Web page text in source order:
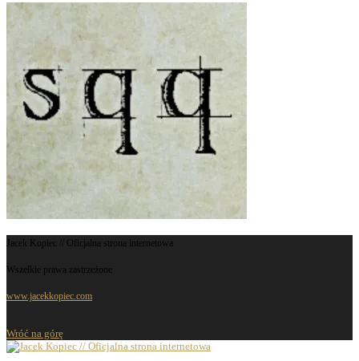
Jacek Kopiec // Oficjalna strona internetowa
Wszelkie prawa zastrzeżone
www.jacekkopiec.com
Wróć na górę